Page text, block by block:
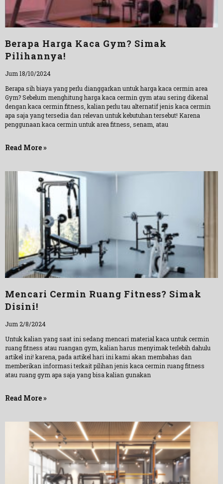
Berapa Harga Kaca Gym? Simak
Pilihannya!
Jum 18/10/2024
Berapa sih biaya yang perlu dianggarkan untuk harga kaca cermin area
Gym? Sebelum menghitung harga kaca cermin gym atau sering dikenal
dengan kaca cermin fitness, kalian perlu tau alternatif jenis kaca cermin
apa saja yang tersedia dan relevan untuk kebutuhan tersebut! Karena
penggunaan kaca cermin untuk area fitness, senam, atau
Read More »
Mencari Cermin Ruang Fitness? Simak
Disini!
Jum 2/8/2024
Untuk kalian yang saat ini sedang mencari material kaca untuk cermin
ruang fitness atau ruangan gym, kalian harus menyimak terlebih dahulu
artikel ini! karena, pada artikel hari ini kami akan membahas dan
memberikan informasi terkait pilihan jenis kaca cermin ruang fitness
atau ruang gym apa saja yang bisa kalian gunakan
Read More »